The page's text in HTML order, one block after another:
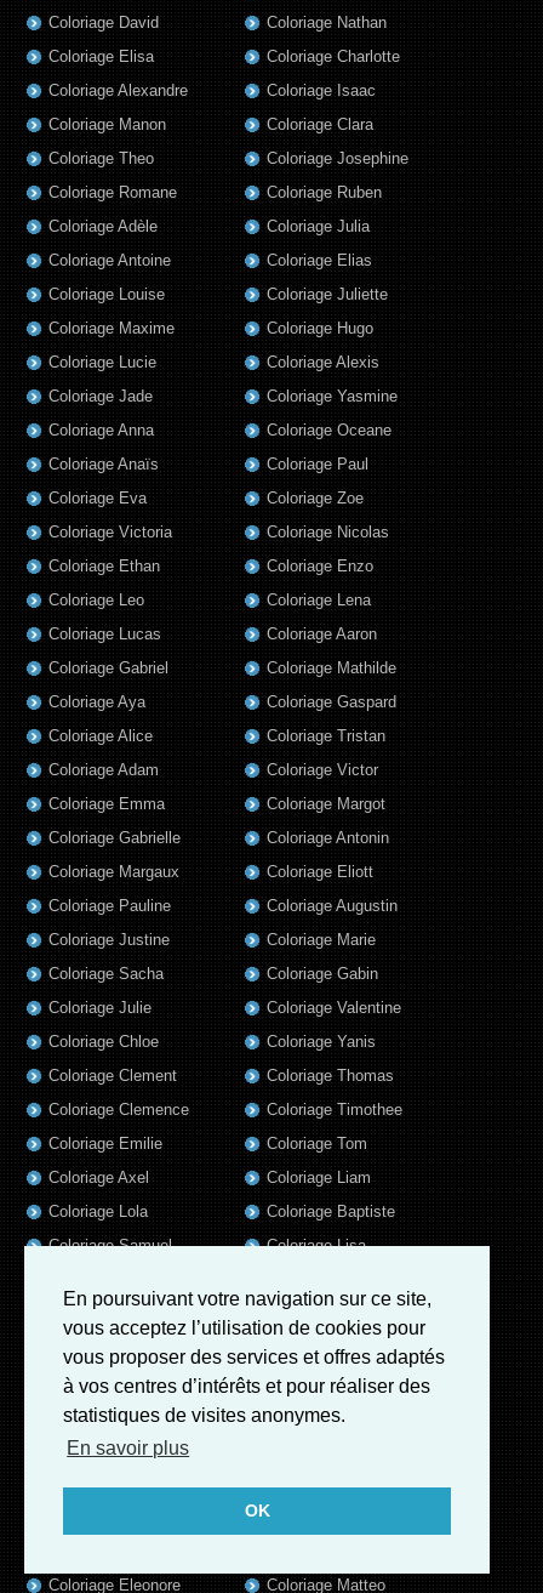
En poursuivant votre navigation sur ce site,
vous acceptez l’utilisation de cookies pour
vous proposer des services et offres adaptés
à vos centres d’intérêts et pour réaliser des
statistiques de visites anonymes.
En savoir plus
OK
Coloriage David
Coloriage Elisa
Coloriage Alexandre
Coloriage Manon
Coloriage Theo
Coloriage Romane
Coloriage Adèle
Coloriage Antoine
Coloriage Louise
Coloriage Maxime
Coloriage Lucie
Coloriage Jade
Coloriage Anna
Coloriage Anaïs
Coloriage Eva
Coloriage Victoria
Coloriage Ethan
Coloriage Leo
Coloriage Lucas
Coloriage Gabriel
Coloriage Aya
Coloriage Alice
Coloriage Adam
Coloriage Emma
Coloriage Gabrielle
Coloriage Nathan
Coloriage Charlotte
Coloriage Isaac
Coloriage Clara
Coloriage Josephine
Coloriage Ruben
Coloriage Julia
Coloriage Elias
Coloriage Juliette
Coloriage Hugo
Coloriage Alexis
Coloriage Yasmine
Coloriage Oceane
Coloriage Paul
Coloriage Zoe
Coloriage Nicolas
Coloriage Enzo
Coloriage Lena
Coloriage Aaron
Coloriage Mathilde
Coloriage Gaspard
Coloriage Tristan
Coloriage Victor
Coloriage Margot
Coloriage Antonin
Coloriage Margaux
Coloriage Pauline
Coloriage Justine
Coloriage Sacha
Coloriage Julie
Coloriage Chloe
Coloriage Clement
Coloriage Clemence
Coloriage Emilie
Coloriage Axel
Coloriage Lola
Coloriage Samuel
Coloriage Valentin
Coloriage Elsa
Coloriage Mila
Coloriage Garance
Coloriage Victoire
Coloriage Eleonore
Coloriage Eliott
Coloriage Augustin
Coloriage Marie
Coloriage Gabin
Coloriage Valentine
Coloriage Yanis
Coloriage Thomas
Coloriage Timothee
Coloriage Tom
Coloriage Liam
Coloriage Baptiste
Coloriage Lisa
Coloriage Mathis
Coloriage Matthieu
Coloriage Rose
Coloriage Luna
Coloriage Guillaume
Coloriage Benjamin
Coloriage Matteo